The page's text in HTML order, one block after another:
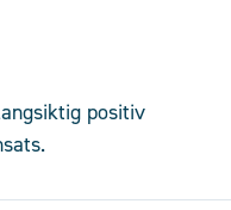
positiv